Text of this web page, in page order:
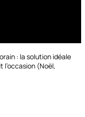
: la solution idéale
l’occasion (Noël,